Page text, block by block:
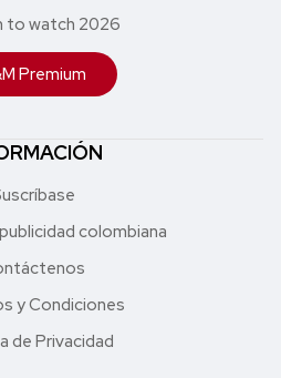
to watch 2026
Premium
colombiana
y Condiciones
de Privacidad